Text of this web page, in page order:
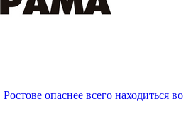
опаснее всего находиться во